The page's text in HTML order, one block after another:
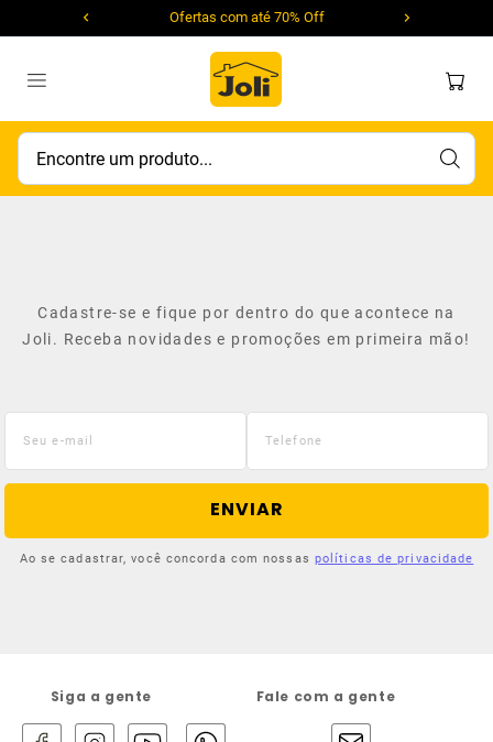
Ofertas com até 70% Off
Encontre um produto...
Cadastre-se e fique por dentro do que acontece na
Joli. Receba novidades e promoções em primeira mão!
ENVIAR
Ao se cadastrar, você concorda com nossas políticas de privacidade
Siga a gente Fale com a gente